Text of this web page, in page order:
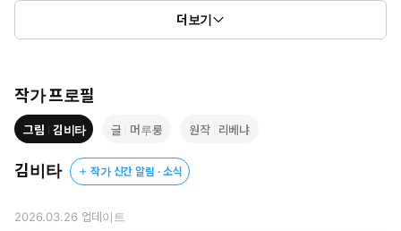
"아무것도 모르는 게 약인 법이니까.”
해주는 남자였으니까.
"리제 아이네만, 잘 생각해 봐. 이상하지 않아?"
"요한 레너는 모든 걸 숨기려고 하잖아?"
까?
더보기
작가 프로필
그림 김비타 글 머루룽 원작 리베냐
김비타 작가 신간 알림 · 소식
2026.03.26 업데이트